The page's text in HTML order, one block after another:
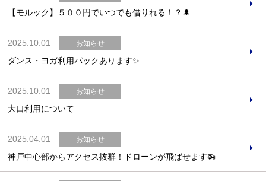
【モルック】５００円でいつでも借りれる！？🌲
2025.10.01 お知らせ
ダンス・ヨガ利用パックあります✨
2025.10.01 お知らせ
大口利用について
2025.04.01 お知らせ
神戸中心部からアクセス抜群！ドローンが飛ばせます🚁